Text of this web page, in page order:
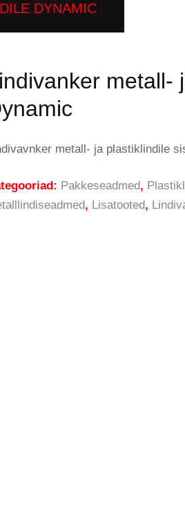
DYNAMIC
metall-
metall- ja plastiklindile
Pakkeseadmed,
, Lisatooted,